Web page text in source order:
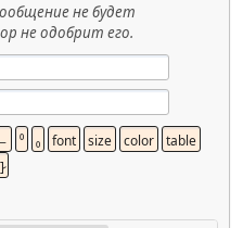
не будет
не одобрит его.